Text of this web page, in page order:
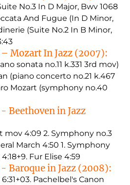
No.3 In D Major, Bwv 1068
And Fugue (In D Minor,
(Suite No.2 In B Minor,
Mozart In Jazz (2007):
sonata no.11 k.331 3rd mov)
(piano concerto no.21 k.467
Mozart (symphony no.40
Beethoven in Jazz
mov 4:09 2. Symphony no.3
March 4:50 1. Symphony
Fur Elise 4:59
Baroque in Jazz (2008):
Pachelbel's Canon